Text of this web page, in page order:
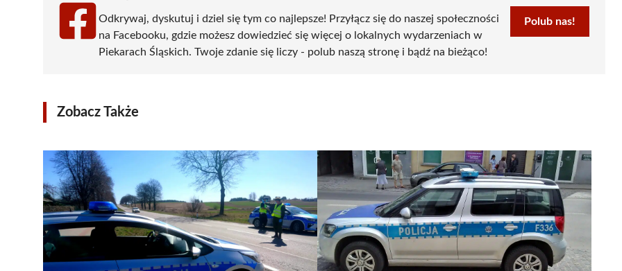
Odkrywaj, dyskutuj i dziel się tym co najlepsze! Przyłącz się do naszej społeczności
na Facebooku, gdzie możesz dowiedzieć się więcej o lokalnych wydarzeniach w
Piekarach Śląskich. Twoje zdanie się liczy - polub naszą stronę i bądź na bieżąco!
Polub nas!
Zobacz Także